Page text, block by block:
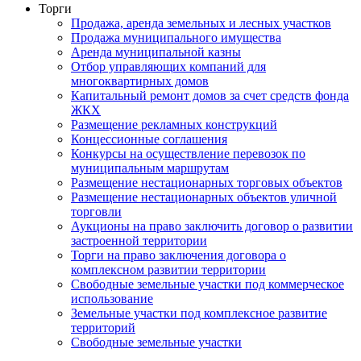
Торги
Продажа, аренда земельных и лесных участков
Продажа муниципального имущества
Аренда муниципальной казны
Отбор управляющих компаний для
многоквартирных домов
Капитальный ремонт домов за счет средств фонда
ЖКХ
Размещение рекламных конструкций
Концессионные соглашения
Конкурсы на осуществление перевозок по
муниципальным маршрутам
Размещение нестационарных торговых объектов
Размещение нестационарных объектов уличной
торговли
Аукционы на право заключить договор о развитии
застроенной территории
Торги на право заключения договора о
комплексном развитии территории
Свободные земельные участки под коммерческое
использование
Земельные участки под комплексное развитие
территорий
Свободные земельные участки